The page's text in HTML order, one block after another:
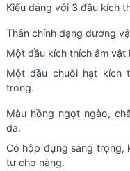
Kiểu dáng với 3 đầu kích
Thân chính dạng dương
Một đầu kích thích âm
Một đầu chuỗi hạt kích
trong.
Màu hồng ngọt ngào,
da.
Có hộp đựng sang trọng,
tư cho nàng.